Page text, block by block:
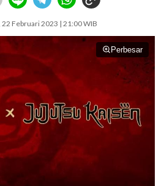
22 Februari 2023 | 21:00 WIB
Perbesar